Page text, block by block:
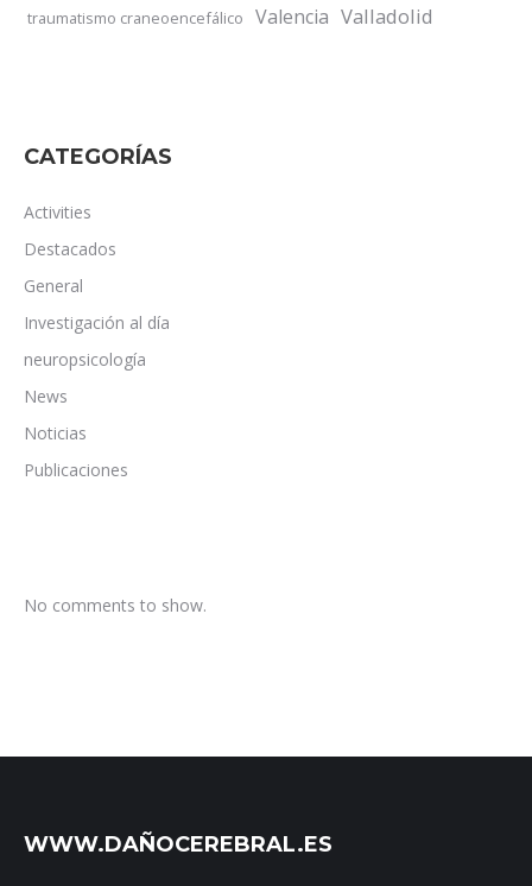
traumatismo craneoencefálico Valencia Valladolid
CATEGORÍAS
Activities
Destacados
General
Investigación al día
neuropsicología
News
Noticias
Publicaciones
No comments to show.
WWW.DAÑOCEREBRAL.ES